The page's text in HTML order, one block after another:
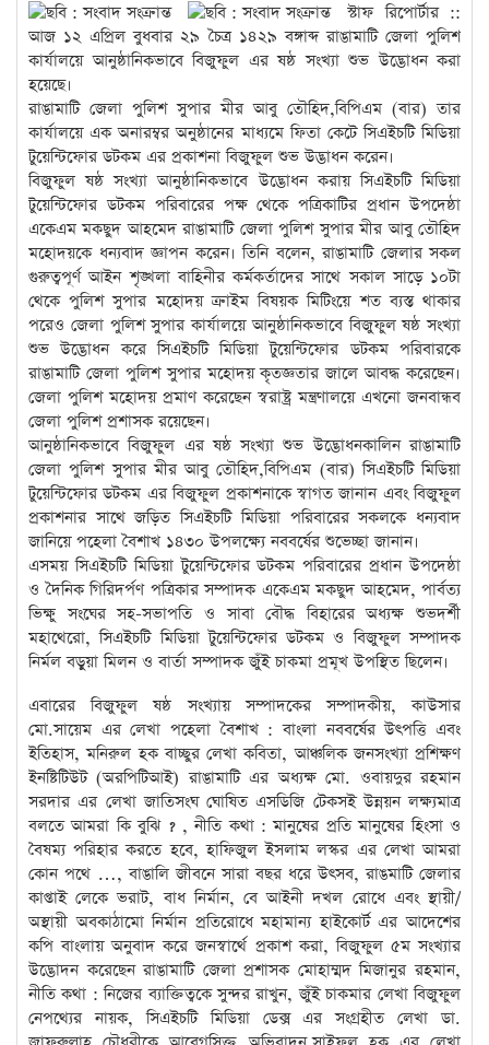
স্টাফ রিপোর্টার ::
আজ ১২ এপ্রিল বুধবার ২৯ চৈত্র ১৪২৯ বঙ্গাব্দ রাঙামাটি জেলা পুলিশ
কার্যালয়ে আনুষ্ঠানিকভাবে বিজুফুল এর ষষ্ঠ সংখ্যা শুভ উদ্ভোধন করা
হয়েছে।
রাঙামাটি জেলা পুলিশ সুপার মীর আবু তৌহিদ,বিপিএম (বার) তার
কার্যালয়ে এক অনারম্বর অনুষ্ঠানের মাধ্যমে ফিতা কেটে সিএইচটি মিডিয়া
টুয়েন্টিফোর ডটকম এর প্রকাশনা বিজুফুল শুভ উদ্ভাধন করেন।
বিজুফুল ষষ্ঠ সংখ্যা আনুষ্ঠানিকভাবে উদ্ভোধন করায় সিএইচটি মিডিয়া
টুয়েন্টিফোর ডটকম পরিবারের পক্ষ থেকে পত্রিকাটির প্রধান উপদেষ্ঠা
একেএম মকছুদ আহমেদ রাঙামাটি জেলা পুলিশ সুপার মীর আবু তৌহিদ
মহোদয়কে ধন্যবাদ জ্ঞাপন করেন। তিনি বলেন, রাঙামাটি জেলার সকল
গুরুত্বপূর্ণ আইন শৃঙ্খলা বাহিনীর কর্মকর্তাদের সাথে সকাল সাড়ে ১০টা
থেকে পুলিশ সুপার মহোদয় ক্রাইম বিষয়ক মিটিংয়ে শত ব্যস্ত থাকার
পরেও জেলা পুলিশ সুপার কার্যালয়ে আনুষ্ঠানিকভাবে বিজুফুল ষষ্ঠ সংখ্যা
শুভ উদ্ভোধন করে সিএইচটি মিডিয়া টুয়েন্টিফোর ডটকম পরিবারকে
রাঙামাটি জেলা পুলিশ সুপার মহোদয় কৃতজ্ঞতার জালে আবদ্ধ করেছেন।
জেলা পুলিশ মহোদয় প্রমাণ করেছেন স্বরাষ্ট্র মন্ত্রণালয়ে এখনো জনবান্ধব
জেলা পুলিশ প্রশাসক রয়েছেন।
আনুষ্ঠানিকভাবে বিজুফুল এর ষষ্ঠ সংখ্যা শুভ উদ্ভোধনকালিন রাঙামাটি
জেলা পুলিশ সুপার মীর আবু তৌহিদ,বিপিএম (বার) সিএইচটি মিডিয়া
টুয়েন্টিফোর ডটকম এর বিজুফুল প্রকাশনাকে স্বাগত জানান এবং বিজুফুল
প্রকাশনার সাথে জড়িত সিএইচটি মিডিয়া পরিবারের সকলকে ধন্যবাদ
জানিয়ে পহেলা বৈশাখ ১৪৩০ উপলক্ষ্যে নববর্ষের শুভেচ্ছা জানান।
এসময় সিএইচটি মিডিয়া টুয়েন্টিফোর ডটকম পরিবারের প্রধান উপদেষ্ঠা
ও দৈনিক গিরিদর্পণ পত্রিকার সম্পাদক একেএম মকছুদ আহমেদ, পার্বত্য
ভিক্ষু সংঘের সহ-সভাপতি ও সাবা বৌদ্ধ বিহারের অধ্যক্ষ শুভদর্শী
মহাথেরো, সিএইচটি মিডিয়া টুয়েন্টিফোর ডটকম ও বিজুফুল সম্পাদক
নির্মল বড়ুয়া মিলন ও বার্তা সম্পাদক জুঁই চাকমা প্রমূখ উপস্থিত ছিলেন।
এবারের বিজুফুল ষষ্ঠ সংখ্যায় সম্পাদকের সম্পাদকীয়, কাউসার
মো.সায়েম এর লেখা পহেলা বৈশাখ : বাংলা নববর্ষের উৎপত্তি এবং
ইতিহাস, মনিরুল হক বাচ্ছুর লেখা কবিতা, আঞ্চলিক জনসংখ্যা প্রশিক্ষণ
ইনষ্টিটিউট (অরপিটিআই) রাঙামাটি এর অধ্যক্ষ মো. ওবায়দুর রহমান
সরদার এর লেখা জাতিসংঘ ঘোষিত এসডিজি টেকসই উন্নয়ন লক্ষ্যমাত্র
বলতে আমরা কি বুঝি ? , নীতি কথা : মানুষের প্রতি মানুষের হিংসা ও
বৈষম্য পরিহার করতে হবে, হাফিজুল ইসলাম লস্কর এর লেখা আমরা
কোন পথে …, বাঙালি জীবনে সারা বছর ধরে উৎসব, রাঙমাটি জেলার
কাপ্তাই লেকে ভরাট, বাধ নির্মান, বে আইনী দখল রোধে এবং স্থায়ী/
অস্থায়ী অবকাঠামো নির্মান প্রতিরোধে মহামান্য হাইকোর্ট এর আদেশের
কপি বাংলায় অনুবাদ করে জনস্বার্থে প্রকাশ করা, বিজুফুল ৫ম সংখ্যার
উদ্ভোদন করেছেন রাঙামাটি জেলা প্রশাসক মোহাম্মদ মিজানুর রহমান,
নীতি কথা : নিজের ব্যাক্তিত্বকে সুন্দর রাখুন, জুঁই চাকমার লেখা বিজুফুল
নেপথ্যের নায়ক, সিএইচটি মিডিয়া ডেক্স এর সংগ্রহীত লেখা ডা.